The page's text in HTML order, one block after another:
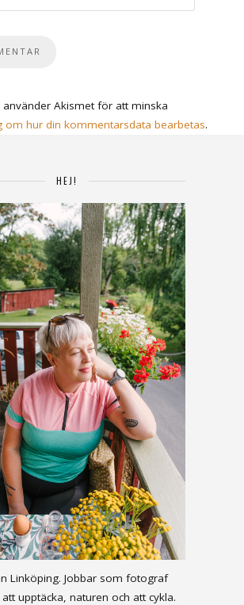
Akismet för att minska
om hur din kommentarsdata bearbetas.
HEJ!
Linköping. Jobbar som fotograf
upptäcka, naturen och att cykla.